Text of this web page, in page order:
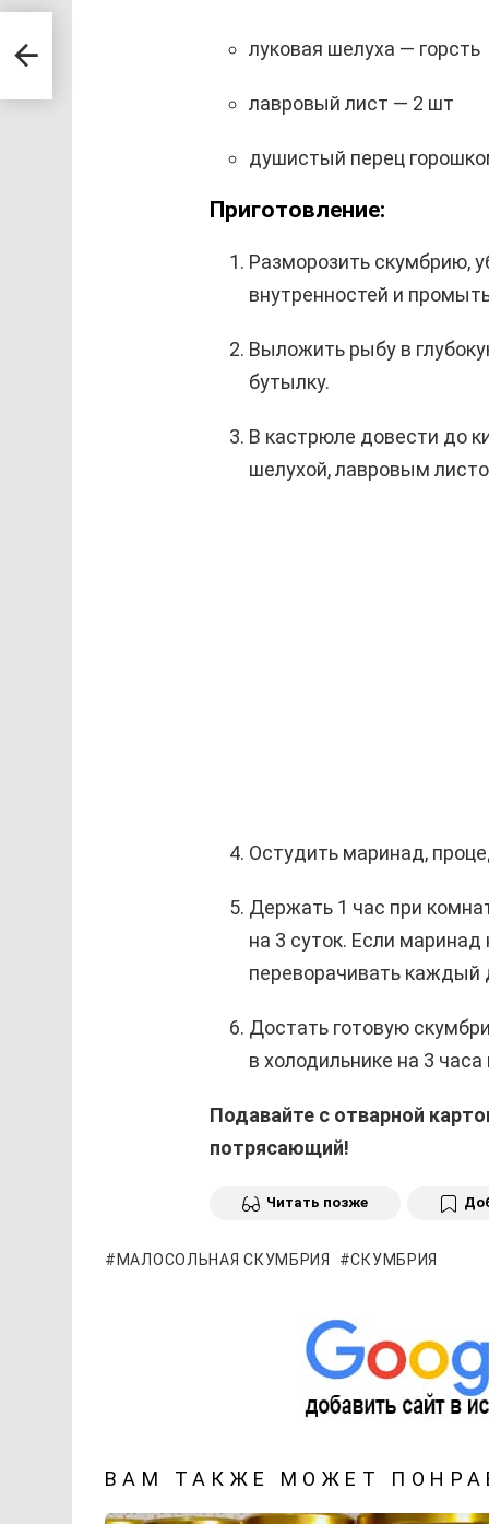
луковая шелуха — горсть
лавровый лист — 2 шт
душистый перец
Приготовление:
Разморозить скумбрию,
внутренностей и
Выложить рыбу в
бутылку.
В кастрюле довести до
шелухой, лавровым
Остудить маринад,
Держать 1 час при
на 3 суток. Если
переворачивать каждый
Достать готовую
в холодильнике на 3
Подавайте с отварной
потрясающий!
Читать позже
МАЛОСОЛЬНАЯ СКУМБРИЯ СКУМБРИЯ
ВАМ ТАКЖЕ МОЖЕТ